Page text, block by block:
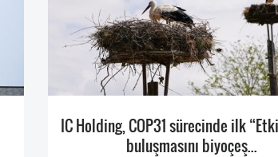
IC Holding, COP31 sürecinde ilk
buluşmasını biyoçeş...